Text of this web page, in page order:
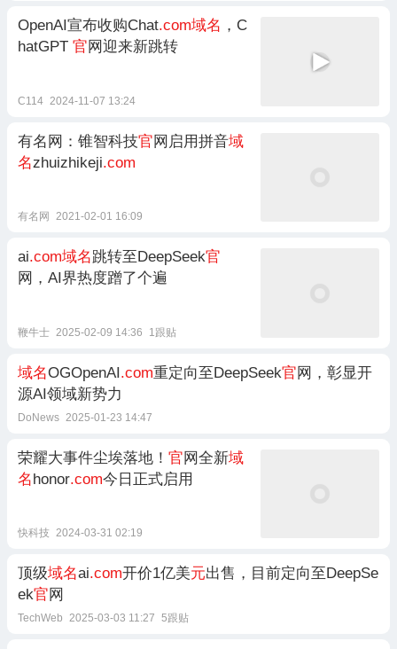
OpenAI宣布收购Chat.com域名 ，C
hatGPT 官网迎来新跳转
C114 2024-11-07 13:24
有名网：锥智科技官网启用拼音域
名zhuizhikeji.com
有名网 2021-02-01 16:09
ai.com域名跳转至DeepSeek官
网，AI界热度蹭了个遍
鞭牛士 2025-02-09 14:36 1跟贴
域名OGOpenAI.com重定向至DeepSeek官网，彰显开
源AI领域新势力
DoNews 2025-01-23 14:47
荣耀大事件尘埃落地！ 官网全新域
名honor.com今日正式启用
快科技 2024-03-31 02:19
顶级域名ai.com开价1亿美元出售，目前定向至DeepSe
ek官网
TechWeb 2025-03-03 11:27 5跟贴